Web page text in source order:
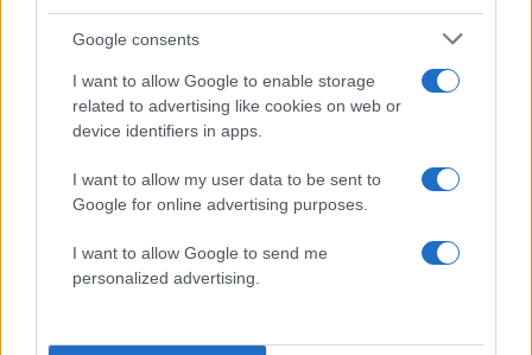
Google consents
I want to allow Google to enable storage
related to advertising like cookies on web or
device identifiers in apps.
I want to allow my user data to be sent to
Google for online advertising purposes.
I want to allow Google to send me
personalized advertising.